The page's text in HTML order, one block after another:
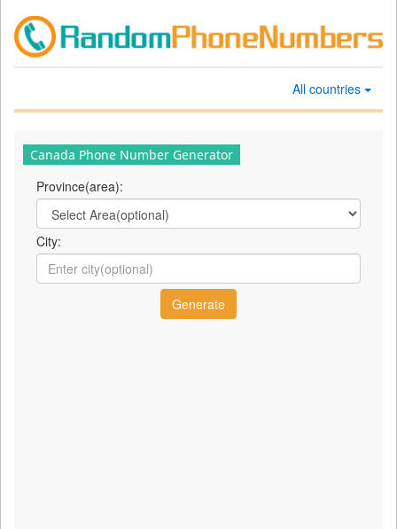
All countries
Canada Phone Number Generator
Province(area):
City: